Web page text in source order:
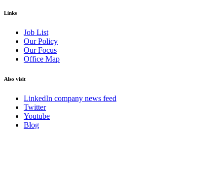
Links
Job List
Our Policy
Our Focus
Office Map
Also visit
LinkedIn company news feed
Twitter
Youtube
Blog